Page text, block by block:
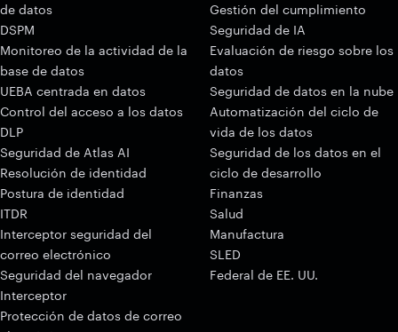
de datos
DSPM
Monitoreo de la actividad de la
base de datos
UEBA centrada en datos
Control del acceso a los datos
DLP
Seguridad de Atlas AI
Resolución de identidad
Postura de identidad
ITDR
Interceptor seguridad del
correo electrónico
Seguridad del navegador
Interceptor
Protección de datos de correo
Gestión del cumplimiento
Seguridad de IA
Evaluación de riesgo sobre los
datos
Seguridad de datos en la nube
Automatización del ciclo de
vida de los datos
Seguridad de los datos en el
ciclo de desarrollo
Finanzas
Salud
Manufactura
SLED
Federal de EE. UU.